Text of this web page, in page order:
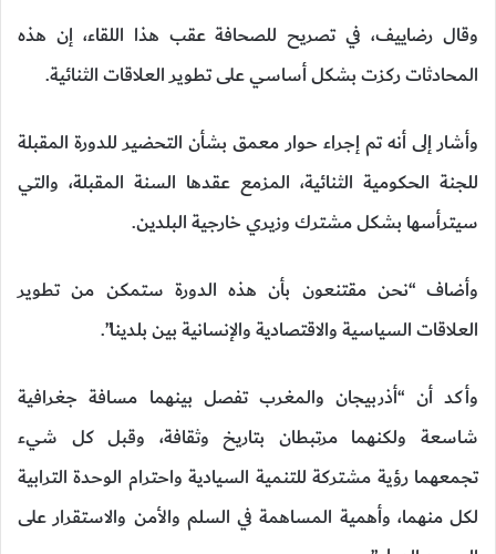
وقال رضاييف، في تصريح للصحافة عقب هذا اللقاء، إن هذه
المحادثات ركزت بشكل أساسي على تطوير العلاقات الثنائية.
وأشار إلى أنه تم إجراء حوار معمق بشأن التحضير للدورة المقبلة
للجنة الحكومية الثنائية، المزمع عقدها السنة المقبلة، والتي
سيترأسها بشكل مشترك وزيري خارجية البلدين.
وأضاف “نحن مقتنعون بأن هذه الدورة ستمكن من تطوير
العلاقات السياسية والاقتصادية والإنسانية بين بلدينا”.
وأكد أن “أذربيجان والمغرب تفصل بينهما مسافة جغرافية
شاسعة ولكنهما مرتبطان بتاريخ وثقافة، وقبل كل شيء
تجمعهما رؤية مشتركة للتنمية السيادية واحترام الوحدة الترابية
لكل منهما، وأهمية المساهمة في السلم والأمن والاستقرار على